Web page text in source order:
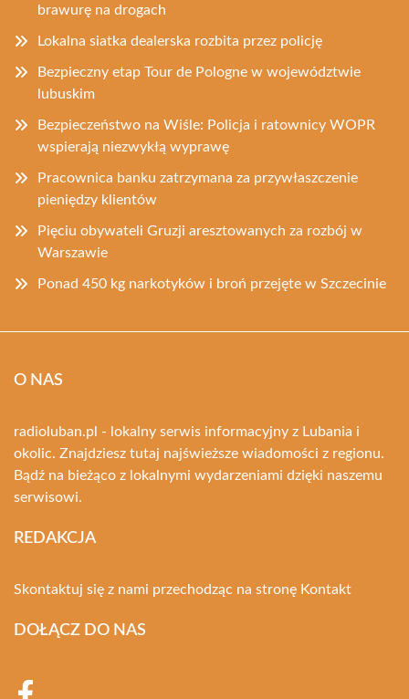
brawurę na drogach
Lokalna siatka dealerska rozbita przez policję
Bezpieczny etap Tour de Pologne w województwie
lubuskim
Bezpieczeństwo na Wiśle: Policja i ratownicy WOPR
wspierają niezwykłą wyprawę
Pracownica banku zatrzymana za przywłaszczenie
pieniędzy klientów
Pięciu obywateli Gruzji aresztowanych za rozbój w
Warszawie
Ponad 450 kg narkotyków i broń przejęte w Szczecinie
O NAS
radioluban.pl - lokalny serwis informacyjny z Lubania i
okolic. Znajdziesz tutaj najświeższe wiadomości z regionu.
Bądź na bieżąco z lokalnymi wydarzeniami dzięki naszemu
serwisowi.
REDAKCJA
Skontaktuj się z nami przechodząc na stronę Kontakt
DOŁĄCZ DO NAS